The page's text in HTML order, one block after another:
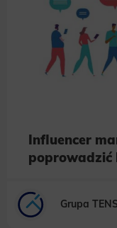
Influencer
poprowadzić
Grupa